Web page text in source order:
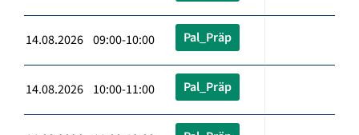
14.08.2026 09:00-10:00 Pal_Präp
14.08.2026 10:00-11:00 Pal_Präp